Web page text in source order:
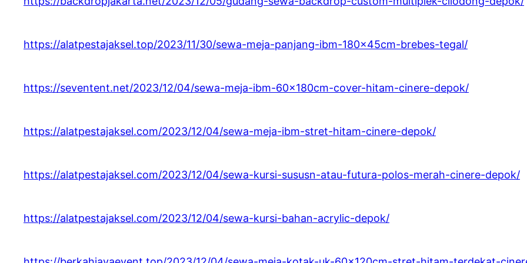
https://alatpestajaksel.top/2023/11/30/sewa-meja-panjang-ibm-180x45cm-brebes-tegal/
https://seventent.net/2023/12/04/sewa-meja-ibm-60x180cm-cover-hitam-cinere-depok/
https://alatpestajaksel.com/2023/12/04/sewa-meja-ibm-stret-hitam-cinere-depok/
https://alatpestajaksel.com/2023/12/04/sewa-kursi-sususn-atau-futura-polos-merah-cinere-depok/
https://alatpestajaksel.com/2023/12/04/sewa-kursi-bahan-acrylic-depok/